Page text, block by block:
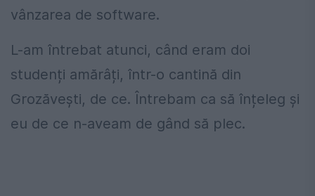
vânzarea de software.
L-am întrebat atunci, când eram doi
studenți amărâți, într-o cantină din
Grozăvești, de ce. Întrebam ca să înțeleg și
eu de ce n-aveam de gând să plec.